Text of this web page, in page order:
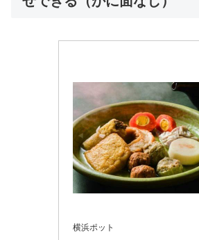
横浜ポット